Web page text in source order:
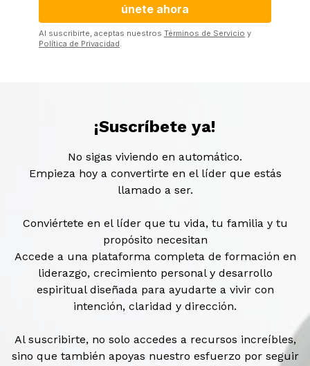
Al suscribirte, aceptas nuestros Términos de Servicio y
Política de Privacidad.
¡Suscríbete ya!
No sigas viviendo en automático.
Empieza hoy a convertirte en el líder que estás
llamado a ser.
Conviértete en el líder que tu vida, tu familia y tu
propósito necesitan
Accede a una plataforma completa de formación en
liderazgo, crecimiento personal y desarrollo
espiritual diseñada para ayudarte a vivir con
intención, claridad y dirección.
Al suscribirte, no solo accedes a recursos increíbles,
sino que también apoyas nuestro esfuerzo por seguir